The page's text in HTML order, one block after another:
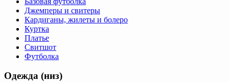
Джемперы и свитеры
Кардиганы, жилеты и болеро
Куртка
Платье
Свитшот
Футболка
Одежда (низ)